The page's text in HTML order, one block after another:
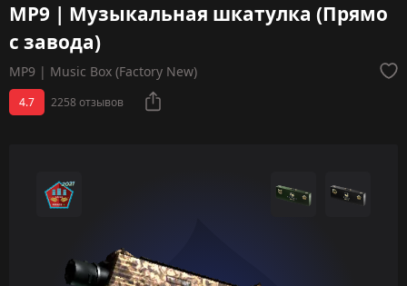
MP9 | Музыкальная шкатулка (Прямо
с завода)
MP9 | Music Box (Factory New)
4.7 2258 отзывов